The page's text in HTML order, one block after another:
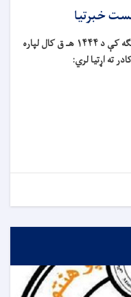
خبرتیا
لغمان پوهنتون لومړي څل لپاره په لاندې څانګه کې د ۱۴۴۴ هـ ق کال لپاره
ته اړتیا لري: